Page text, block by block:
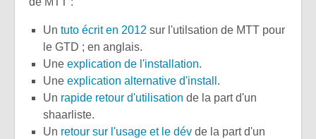
Un tuto écrit en 2012 sur l'utilsation de MTT pour
le GTD ; en anglais.
Une explication de l'installation.
Une explication alternative d'install .
Un rapide retour d'utilisation de la part d'un
shaarliste.
Un retour sur l'usage et le dév de la part d'un